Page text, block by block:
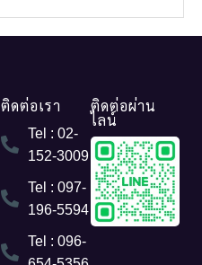
ติดต่อเรา
Tel : 02-
152-3009
Tel : 097-
196-5594
Tel : 096-
ติดต่อผ่าน
ไลน์